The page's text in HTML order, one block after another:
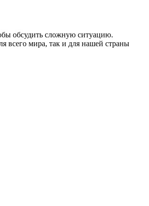
обсудить сложную ситуацию.
всего мира, так и для нашей страны